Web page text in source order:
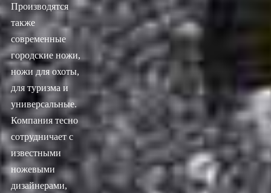
Производятся
также
современные
городские ножи,
ножи для охоты,
для туризма и
универсальные.
Компания тесно
сотрудничает с
известными
ножевыми
дизайнерами,